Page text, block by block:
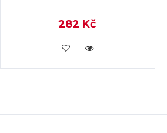
282 Kč
KOUPIT